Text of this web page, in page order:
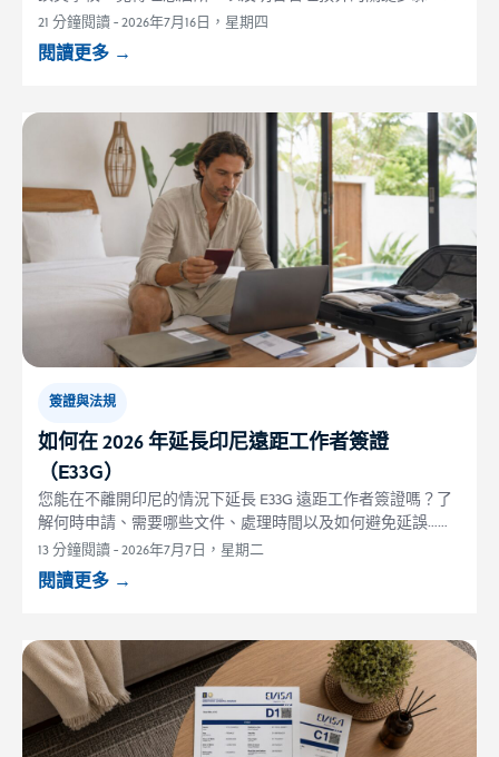
21 分鐘閱讀-2026年7月16日，星期四
閱讀更多 →
簽證與法規
如何在 2026 年延長印尼遠距工作者簽證
（E33G）
您能在不離開印尼的情況下延長 E33G 遠距工作者簽證嗎？了
解何時申請、需要哪些文件、處理時間以及如何避免延誤……
13 分鐘閱讀-2026年7月7日，星期二
閱讀更多 →